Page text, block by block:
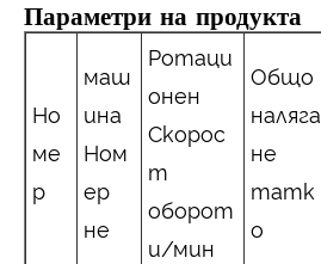
Параметри на продукта
Но
ме
р
маш
ина
Ном
ер
не
Ротаци
онен
Скорос
т
оборот
и/мин
Общо
наляга
не
татк
о